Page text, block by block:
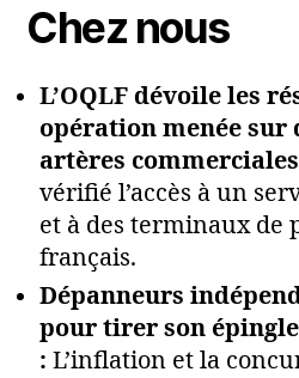
Chez nous
L’OQLF dévoile les
opération menée sur
artères
vérifié l’accès à un
et à des terminaux de
français.
Dépanneurs
pour tirer son
: L’inflation et la